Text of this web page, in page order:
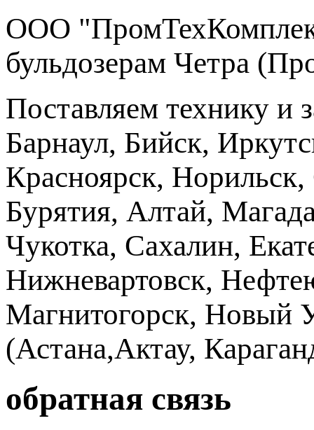
ООО
бульдозерам Четра
Поставляем технику и
Барнаул, Бийск,
Красноярск,
Бурятия, Алтай,
Чукотка, Сахалин,
Нижневартовск,
Магнитогорск, Новый
(Астана,Актау,
обратная связь